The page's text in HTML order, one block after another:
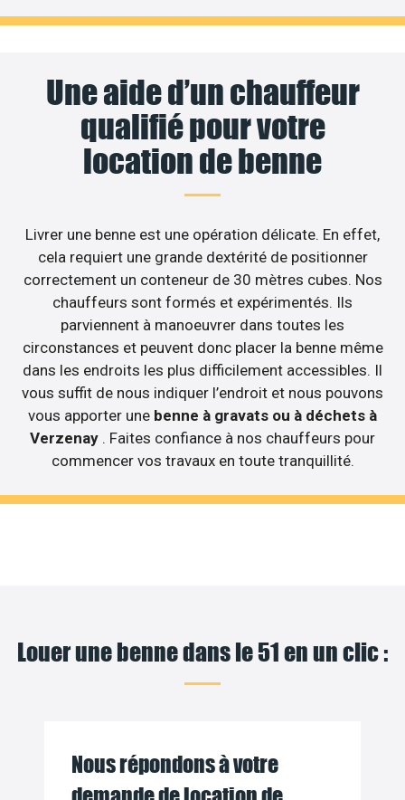
Une aide d’un chauffeur
qualifié pour votre
location de benne
Livrer une benne est une opération délicate. En effet,
cela requiert une grande dextérité de positionner
correctement un conteneur de 30 mètres cubes. Nos
chauffeurs sont formés et expérimentés. Ils
parviennent à manoeuvrer dans toutes les
circonstances et peuvent donc placer la benne même
dans les endroits les plus difficilement accessibles. Il
vous suffit de nous indiquer l’endroit et nous pouvons
vous apporter une benne à gravats ou à déchets à
Verzenay . Faites confiance à nos chauffeurs pour
commencer vos travaux en toute tranquillité.
Louer une benne dans le 51 en un clic :
Nous répondons à votre